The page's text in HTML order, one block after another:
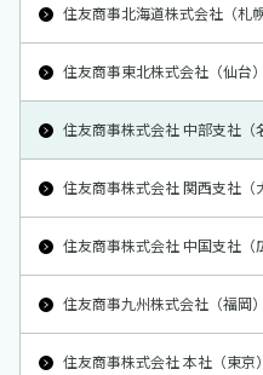
住友商事北海道株式会社（札
住友商事東北株式会社（仙台
住友商事株式会社 中部支社（
住友商事株式会社 関西支社（
住友商事株式会社 中国支社（
住友商事九州株式会社（福岡
住友商事株式会社 本社（東京